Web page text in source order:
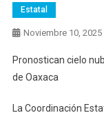
Estatal
Noviembre 10, 2025
Pronostican cielo
de Oaxaca
La Coordinación